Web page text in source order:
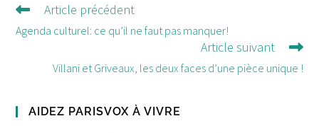
Lire
d'autres
Article précédent
Agenda culturel: ce qu’il ne faut pas manquer!
Article suivant
Villani et Griveaux, les deux faces d’une pièce unique !
AIDEZ PARISVOX À VIVRE